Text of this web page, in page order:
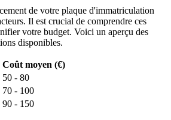
de votre plaque d'immatriculation
Il est crucial de comprendre ces
votre budget. Voici un aperçu des
disponibles.
Coût moyen (€)
50 - 80
70 - 100
90 - 150